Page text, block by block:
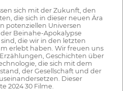
sich mit der Zukunft, den
die sich in dieser neuen Ära
potenziellen Universen
der Beinahe-Apokalypse
die wir in den letzten
erlebt haben. Wir freuen uns
Geschichten über
die sich mit dem
der Gesellschaft und der
Dieser
2024 30 Filme.